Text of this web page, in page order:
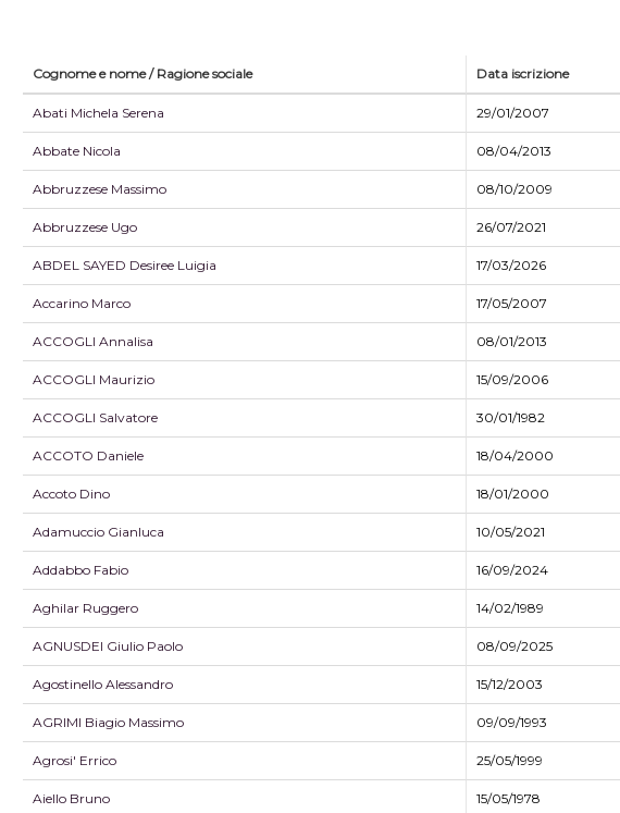
Cognome e nome / Ragione sociale Data iscrizione
Abati Michela Serena 29/01/2007
Abbate Nicola 08/04/2013
Abbruzzese Massimo 08/10/2009
Abbruzzese Ugo 26/07/2021
ABDEL SAYED Desiree Luigia 17/03/2026
Accarino Marco 17/05/2007
ACCOGLI Annalisa 08/01/2013
ACCOGLI Maurizio 15/09/2006
ACCOGLI Salvatore 30/01/1982
ACCOTO Daniele 18/04/2000
Accoto Dino 18/01/2000
Adamuccio Gianluca 10/05/2021
Addabbo Fabio 16/09/2024
Aghilar Ruggero 14/02/1989
AGNUSDEI Giulio Paolo 08/09/2025
Agostinello Alessandro 15/12/2003
AGRIMI Biagio Massimo 09/09/1993
Agrosi' Errico 25/05/1999
Aiello Bruno 15/05/1978